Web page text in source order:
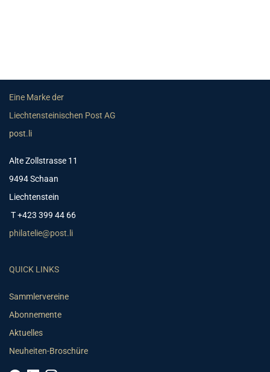
Eine Marke der
Liechtensteinischen Post AG
post.li
Alte Zollstrasse 11
9494 Schaan
Liechtenstein
T +423 399 44 66
philatelie@post.li
QUICK LINKS
Sammlervereine
Abonnemente
Aktuelles
Neuheiten-Broschüre